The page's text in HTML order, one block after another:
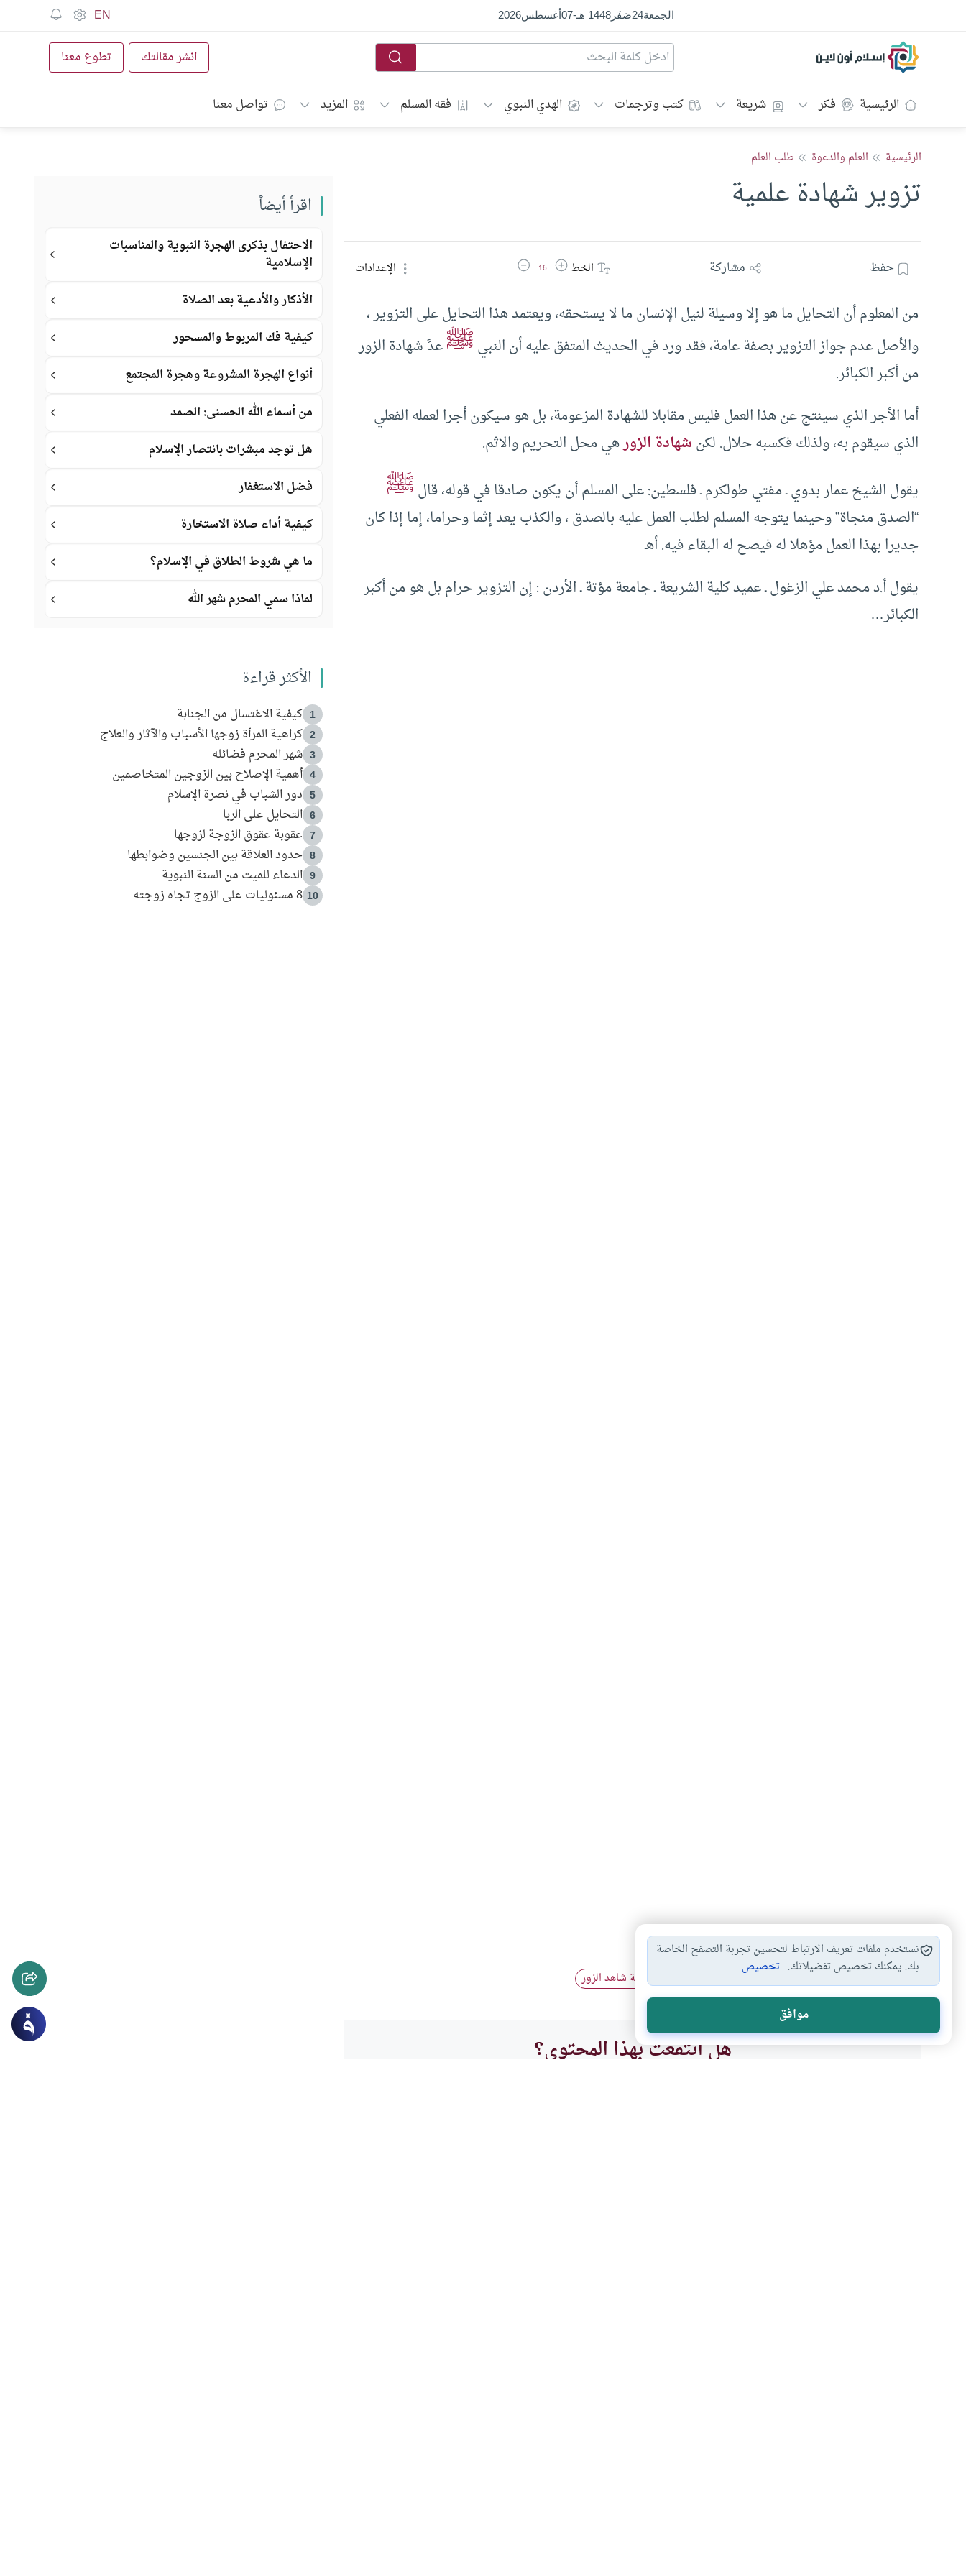
الجمعة24صَفَر1448 هـ -
07أغسطس2026
EN
إسلام أون لاين انشر مقالتك تطوع معنا
الرئيسية فكر شريعة كتب وترجمات الهدي النبوي فقه المسلم المزيد تواصل معنا
الرئيسية العلم والدعوة طلب العلم
تزوير شهادة علمية
حفظ مشاركة الخطزيادة حجم الخط
16 تقليل حجم الخط الإعدادات
من المعلوم أن التحايل ما هو إلا وسيلة لنيل الإنسان ما لا يستحقه، ويعتمد هذا التحايل على التزوير ،
والأصل عدم جواز التزوير بصفة عامة، فقد ورد في الحديث المتفق عليه أن النبيﷺعدَّ شهادة الزور
من أكبر الكبائر.
أما الأجر الذي سينتج عن هذا العمل فليس مقابلا للشهادة المزعومة، بل هو سيكون أجرا لعمله الفعلي
الذي سيقوم به، ولذلك فكسبه حلال. لكنشهادة الزورهي محل التحريم والاثم.
يقول الشيخ عمار بدوي ـ مفتي طولكرم ـ فلسطين: على المسلم أن يكون صادقا في قوله، قالﷺ
“الصدق منجاة” وحينما يتوجه المسلم لطلب العمل عليه بالصدق ، والكذب يعد إثما وحراما، إما إذا كان
جديرا بهذا العمل مؤهلا له فيصح له البقاء فيه. أهـ
يقول أ.د محمد علي الزغول ـ عميد كلية الشريعة ـ جامعة مؤتة ـ الأردن : إن التزوير حرام بل هو من أكبر
الكبائر…
التوبة من شهادة… توبة شاهد الزور
هل انتفعت بهذا المحتوى؟
اقرأ أيضاً
الاحتفال بذكرى الهجرة النبوية والمناسبات
الإسلامية
الأذكار والأدعية بعد الصلاة
كيفية فك المربوط والمسحور
أنواع الهجرة المشروعة وهجرة المجتمع
من أسماء الله الحسنى: الصمد
هل توجد مبشرات بانتصار الإسلام
فضل الاستغفار
كيفية أداء صلاة الاستخارة
ما هي شروط الطلاق في الإسلام؟
لماذا سمي المحرم شهر الله
الأكثر قراءة
1 كيفية الاغتسال من الجنابة
2 كراهية المرأة زوجها الأسباب والآثار والعلاج
3 شهر المحرم فضائله
4 أهمية الإصلاح بين الزوجين المتخاصمين
5 دور الشباب في نصرة الإسلام
6 التحايل على الربا
7 عقوبة عقوق الزوجة لزوجها
8 حدود العلاقة بين الجنسين وضوابطها
9 الدعاء للميت من السنة النبوية
10 8 مسئوليات على الزوج تجاه زوجته
نستخدم ملفات تعريف الارتباط لتحسين تجربة التصفح الخاصة
بك. يمكنك تخصيص تفضيلاتك. تخصيص
موافق